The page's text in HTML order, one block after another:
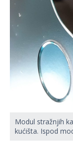
Modul stražnjih
kućišta. Ispod